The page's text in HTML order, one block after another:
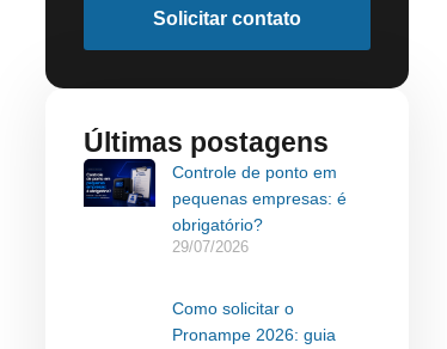
Solicitar contato
Últimas postagens
Controle de ponto em
pequenas empresas: é
obrigatório?
29/07/2026
Como solicitar o
Pronampe 2026: guia